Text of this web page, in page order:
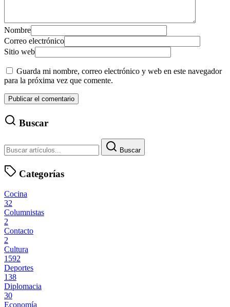
Nombre
Correo electrónico
Sitio web
Guarda mi nombre, correo electrónico y web en este navegador
para la próxima vez que comente.
Buscar
Buscar
Categorías
Cocina
32
Columnistas
2
Contacto
2
Cultura
1592
Deportes
138
Diplomacia
30
Economía